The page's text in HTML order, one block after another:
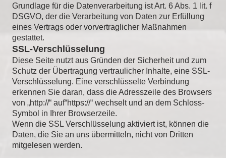
Grundlage für die Datenverarbeitung ist Art. 6 Abs. 1 lit. f
DSGVO, der die Verarbeitung von Daten zur Erfüllung
eines Vertrags oder vorvertraglicher Maßnahmen
gestattet.
SSL-Verschlüsselung
Diese Seite nutzt aus Gründen der Sicherheit und zum
Schutz der Übertragung vertraulicher Inhalte, eine SSL-
Verschlüsselung. Eine verschlüsselte Verbindung
erkennen Sie daran, dass die Adresszeile des Browsers
von „http://“ auf“https://“ wechselt und an dem Schloss-
Symbol in Ihrer Browserzeile.
Wenn die SSL Verschlüsselung aktiviert ist, können die
Daten, die Sie an uns übermitteln, nicht von Dritten
mitgelesen werden.